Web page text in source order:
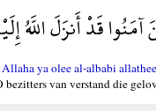
قَدْ أَنزَلَ اللَّهُ
ya olee al-albabi
van verstand die